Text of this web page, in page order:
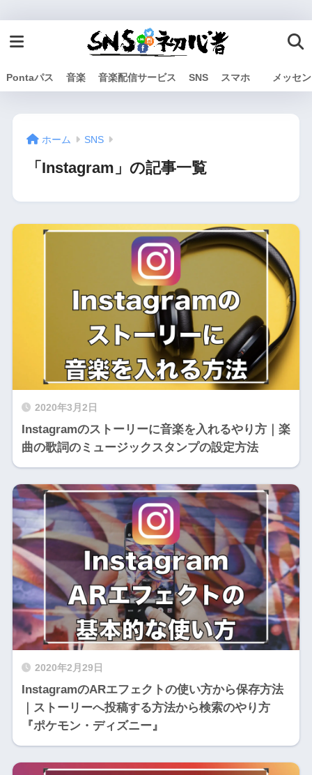
Pontaパス 音楽 音楽配信サービス SNS スマホ メッセ
ホーム SNS
「Instagram」の記事一覧
2020年3月2日
Instagramのストーリーに音楽を入れるやり方｜楽
曲の歌詞のミュージックスタンプの設定方法
2020年2月29日
InstagramのARエフェクトの使い方から保存方法
｜ストーリーへ投稿する方法から検索のやり方
『ポケモン・ディズニー』